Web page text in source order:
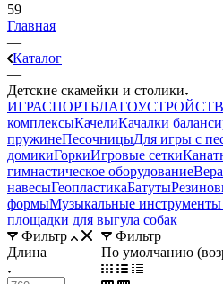
59
Главная
—
Каталог
—
Детские скамейки и столики
ИГРАСПОРТ
комплексыКачелиКачалки
пружинеПесочницыДля игры с
домикиГоркиИгровые сетки
гимнастическое оборудование
навесыГеопластикаБатуты
формыМузыкальные
площадки для выгула собак
Фильтр
По умолчанию
Фильтр
Длина